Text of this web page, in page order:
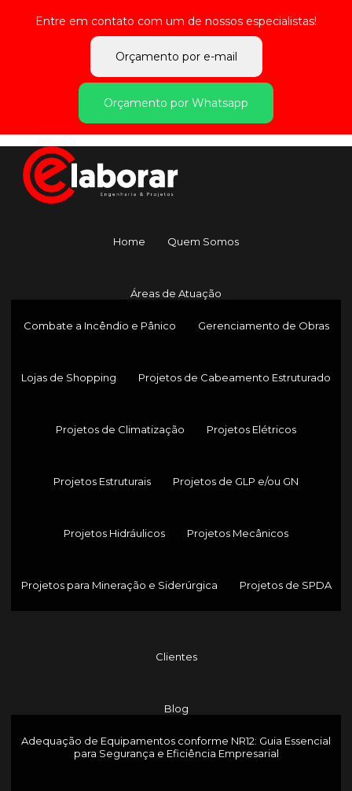
Entre em contato com um de nossos especialistas!
Orçamento por e-mail
Orçamento por Whatsapp
Home Quem Somos
Áreas de Atuação
Combate a Incêndio e Pânico Gerenciamento de Obras
Lojas de Shopping Projetos de Cabeamento Estruturado
Projetos de Climatização Projetos Elétricos
Projetos Estruturais Projetos de GLP e/ou GN
Projetos Hidráulicos Projetos Mecânicos
Projetos para Mineração e Siderúrgica Projetos de SPDA
Clientes
Blog
Adequação de Equipamentos conforme NR12: Guia Essencial
para Segurança e Eficiência Empresarial